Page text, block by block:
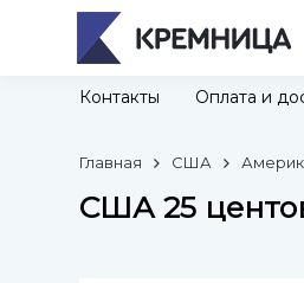
Контакты Оплата и
Главная США
США 25